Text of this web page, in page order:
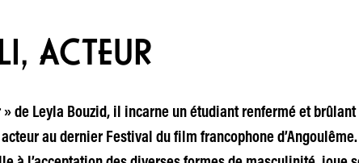
ACTEUR
» de Leyla Bouzid, il incarne un étudiant renfermé et
au dernier Festival du film francophone